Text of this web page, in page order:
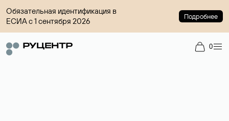
Обязательная идентификация в
ЕСИА с 1 сентября 2026
Подробнее
0